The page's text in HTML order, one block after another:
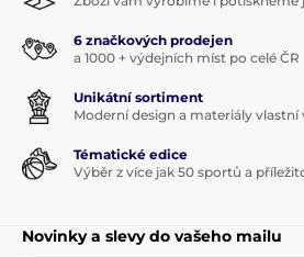
6 značkových prodejen
a 1000 + výdejních míst po celé ČR
Unikátní sortiment
Moderní design a materiály vlastní
Tématické edice
Výběr z více jak 50 sportů a
Novinky a slevy do vašeho mailu